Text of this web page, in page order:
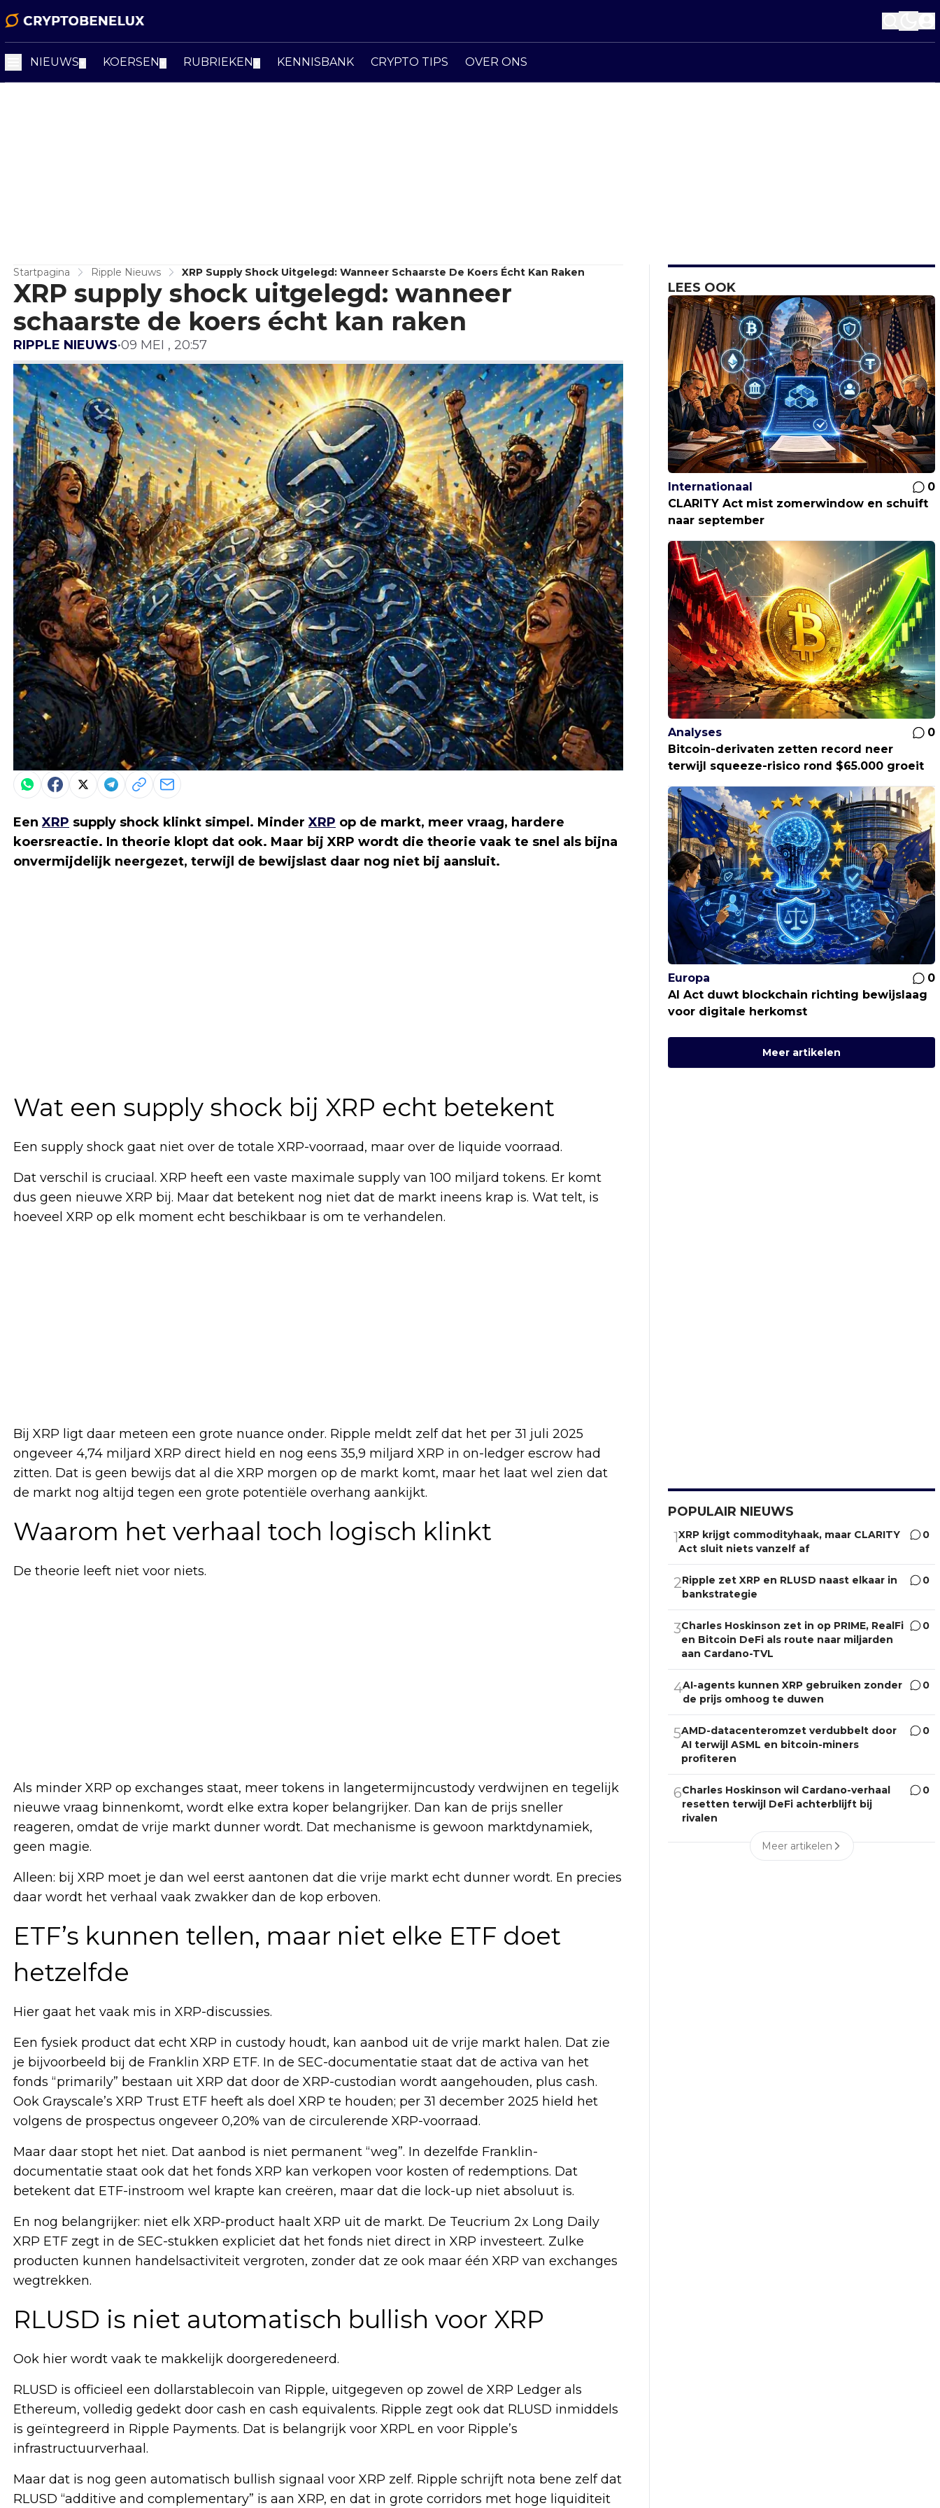
NIEUWS KOERSEN RUBRIEKEN KENNISBANK CRYPTO TIPS OVER ONS
Startpagina Ripple Nieuws XRP Supply Shock Uitgelegd: Wanneer Schaarste De Koers Écht Kan Raken
XRP supply shock uitgelegd: wanneer
schaarste de koers écht kan raken
RIPPLE NIEUWS•09 MEI , 20:57
EenXRP supply shock klinkt simpel. MinderXRP op de markt, meer vraag, hardere
koersreactie. In theorie klopt dat ook. Maar bij XRP wordt die theorie vaak te snel als bijna
onvermijdelijk neergezet, terwijl de bewijslast daar nog niet bij aansluit.
Wat een supply shock bij XRP echt betekent
Een supply shock gaat niet over de totale XRP-voorraad, maar over de liquide voorraad.
Dat verschil is cruciaal. XRP heeft een vaste maximale supply van 100 miljard tokens. Er komt
dus geen nieuwe XRP bij. Maar dat betekent nog niet dat de markt ineens krap is. Wat telt, is
hoeveel XRP op elk moment echt beschikbaar is om te verhandelen.
Bij XRP ligt daar meteen een grote nuance onder. Ripple meldt zelf dat het per 31 juli 2025
ongeveer 4,74 miljard XRP direct hield en nog eens 35,9 miljard XRP in on-ledger escrow had
zitten. Dat is geen bewijs dat al die XRP morgen op de markt komt, maar het laat wel zien dat
de markt nog altijd tegen een grote potentiële overhang aankijkt.
Waarom het verhaal toch logisch klinkt
De theorie leeft niet voor niets.
Als minder XRP op exchanges staat, meer tokens in langetermijncustody verdwijnen en tegelijk
nieuwe vraag binnenkomt, wordt elke extra koper belangrijker. Dan kan de prijs sneller
reageren, omdat de vrije markt dunner wordt. Dat mechanisme is gewoon marktdynamiek,
geen magie.
Alleen: bij XRP moet je dan wel eerst aantonen dat die vrije markt echt dunner wordt. En precies
daar wordt het verhaal vaak zwakker dan de kop erboven.
ETF’s kunnen tellen, maar niet elke ETF doet
hetzelfde
Hier gaat het vaak mis in XRP-discussies.
Een fysiek product dat echt XRP in custody houdt, kan aanbod uit de vrije markt halen. Dat zie
je bijvoorbeeld bij de Franklin XRP ETF. In de SEC-documentatie staat dat de activa van het
fonds “primarily” bestaan uit XRP dat door de XRP-custodian wordt aangehouden, plus cash.
Ook Grayscale’s XRP Trust ETF heeft als doel XRP te houden; per 31 december 2025 hield het
volgens de prospectus ongeveer 0,20% van de circulerende XRP-voorraad.
Maar daar stopt het niet. Dat aanbod is niet permanent “weg”. In dezelfde Franklin-
documentatie staat ook dat het fonds XRP kan verkopen voor kosten of redemptions. Dat
betekent dat ETF-instroom wel krapte kan creëren, maar dat die lock-up niet absoluut is.
En nog belangrijker: niet elk XRP-product haalt XRP uit de markt. De Teucrium 2x Long Daily
XRP ETF zegt in de SEC-stukken expliciet dat het fonds niet direct in XRP investeert. Zulke
producten kunnen handelsactiviteit vergroten, zonder dat ze ook maar één XRP van exchanges
wegtrekken.
RLUSD is niet automatisch bullish voor XRP
Ook hier wordt vaak te makkelijk doorgeredeneerd.
RLUSD is officieel een dollarstablecoin van Ripple, uitgegeven op zowel de XRP Ledger als
Ethereum, volledig gedekt door cash en cash equivalents. Ripple zegt ook dat RLUSD inmiddels
is geïntegreerd in Ripple Payments. Dat is belangrijk voor XRPL en voor Ripple’s
infrastructuurverhaal.
Maar dat is nog geen automatisch bullish signaal voor XRP zelf. Ripple schrijft nota bene zelf dat
RLUSD “additive and complementary” is aan XRP, en dat in grote corridors met hoge liquiditeit
LEES OOK
Internationaal
0
CLARITY Act mist zomerwindow en schuift
naar september
Analyses
0
Bitcoin-derivaten zetten record neer
terwijl squeeze-risico rond $65.000 groeit
Europa
0
AI Act duwt blockchain richting bewijslaag
voor digitale herkomst
Meer artikelen
POPULAIR NIEUWS
1XRP krijgt commodityhaak, maar CLARITY
Act sluit niets vanzelf af
0
2Ripple zet XRP en RLUSD naast elkaar in
bankstrategie
0
3Charles Hoskinson zet in op PRIME, RealFi
en Bitcoin DeFi als route naar miljarden
aan Cardano-TVL
0
4AI-agents kunnen XRP gebruiken zonder
de prijs omhoog te duwen
0
5AMD-datacenteromzet verdubbelt door
AI terwijl ASML en bitcoin-miners
profiteren
0
6Charles Hoskinson wil Cardano-verhaal
resetten terwijl DeFi achterblijft bij
rivalen
0
Meer artikelen